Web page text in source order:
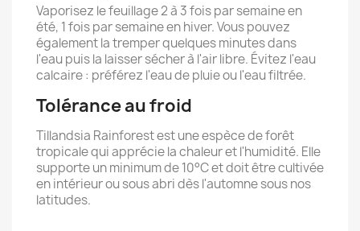
Vaporisez le feuillage 2 à 3 fois par semaine en
été, 1 fois par semaine en hiver. Vous pouvez
également la tremper quelques minutes dans
l'eau puis la laisser sécher à l'air libre. Évitez l'eau
calcaire : préférez l'eau de pluie ou l'eau filtrée.
Tolérance au froid
Tillandsia Rainforest est une espèce de forêt
tropicale qui apprécie la chaleur et l'humidité. Elle
supporte un minimum de 10°C et doit être cultivée
en intérieur ou sous abri dès l'automne sous nos
latitudes.